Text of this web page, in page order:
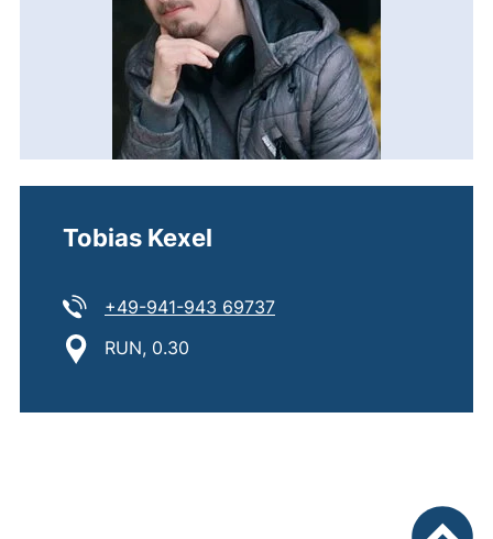
Tobias Kexel
Tel:
+49-941-943 69737(startet einen
Standort:
RUN, 0.30